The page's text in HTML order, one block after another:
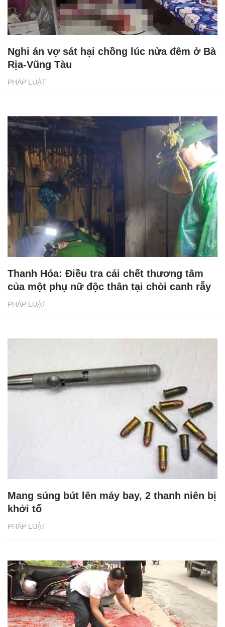
PHÁP LUẬT
Nghi án vợ sát hại chồng lúc nửa đêm ở Bà
Rịa-Vũng Tàu
PHÁP LUẬT
Thanh Hóa: Điều tra cái chết thương tâm
của một phụ nữ độc thân tại chòi canh rẫy
PHÁP LUẬT
Mang súng bút lên máy bay, 2 thanh niên bị
khởi tố